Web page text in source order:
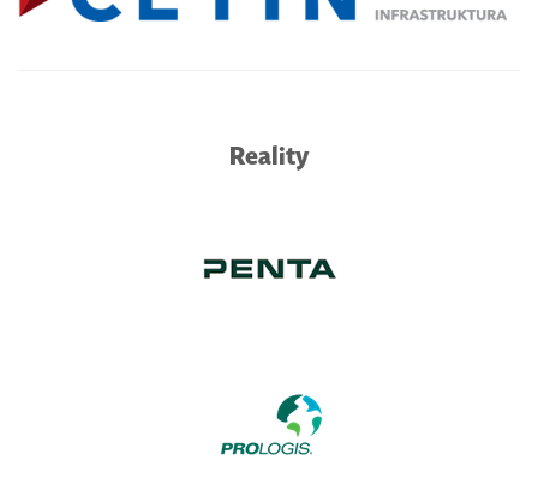
Reality